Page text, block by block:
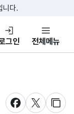
기
니다.
그인 전체메뉴
새창 열림새창 열림
새창